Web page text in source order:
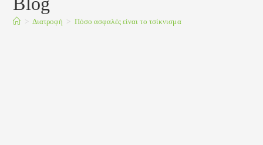
> Διατροφή > Πόσο ασφαλές είναι το τσίκνισμα